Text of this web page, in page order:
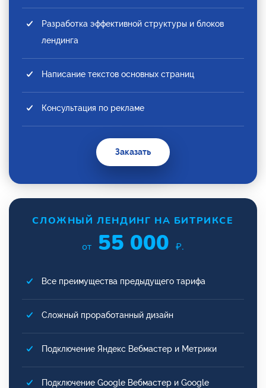
Разработка эффективной структуры и блоков
лендинга
Написание текстов основных страниц
Консультация по рекламе
Заказать
СЛОЖНЫЙ ЛЕНДИНГ НА БИТРИКСЕ
от 55 000 ₽.
Все преимущества предыдущего тарифа
Сложный проработанный дизайн
Подключение Яндекс Вебмастер и Метрики
Подключение Google Вебмастер и Google